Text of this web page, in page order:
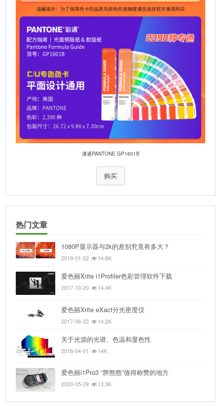
潘通PANTONE GP1601B
购买
热门文章
1080P显示器与2k的差别究竟有多大？
2019-01-22 14.6K
爱色丽Xrite i1Profiler色彩管理软件下载
2017-10-20 14.4K
爱色丽Xrite eXact分光密度仪
2017-06-23 14.2K
关于光源的光谱、色温和显色性
2018-04-01 14K
爱色丽i1Pro3 “胖憨憨”值得称赞的地方
2020-05-29 13.3K